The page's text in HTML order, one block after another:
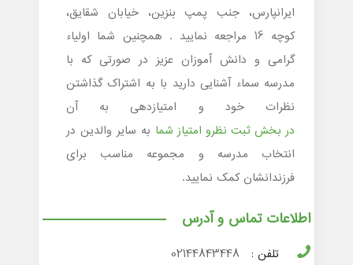
ایرانپارس، جنب پمپ بنزین، خیابان شقایق،
کوچه 16 مراجعه نمایید . همچنین شما اولیاء
گرامی و دانش آموزان عزیز در صورتی که با
مدرسه سماء آشنایی دارید با به اشتراک گذاشتن
نظرات خود و امتیازدهی به آن
در بخش ثبت نظرو امتیاز شما به سایر والدین در
انتخاب مدرسه و مجموعه مناسب برای
فرزندانشان کمک نمایید.
اطلاعات تماس و آدرس
تلفن :
02144843448